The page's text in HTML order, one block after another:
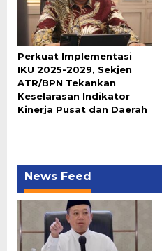
Perkuat Implementasi
IKU 2025-2029, Sekjen
ATR/BPN Tekankan
Keselarasan Indikator
Kinerja Pusat dan Daerah
News Feed